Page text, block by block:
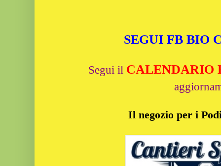
SEGUI FB BIO
Segui il CALENDARIO
Il negozio per i